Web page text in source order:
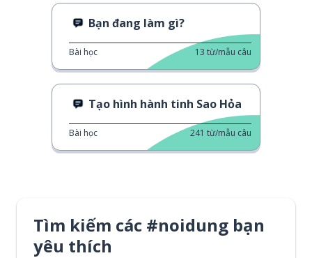
Bạn đang làm gì?
Bài học 13 từ/mẫu câu
Tạo hình hành tinh Sao Hỏa
Bài học 241 từ/mẫu câu
Tìm kiếm các #noidung bạn
yêu thích